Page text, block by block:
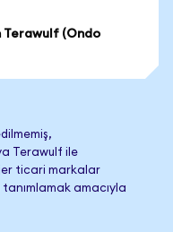
Terawulf (Ondo
Terawulf ile
ticari markalar
amacıyla